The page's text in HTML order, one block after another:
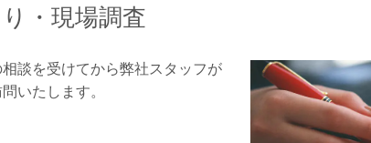
・現場調査
談を受けてから弊社スタッフが
いたします。